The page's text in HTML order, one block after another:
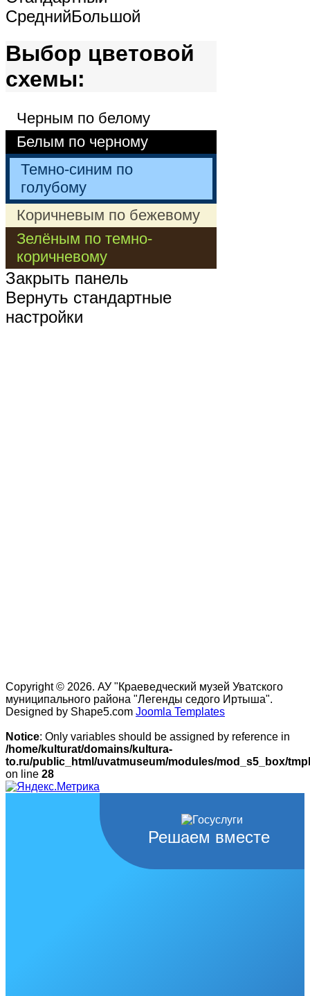
СреднийБольшой
Выбор цветовой
схемы:
Черным по белому
Белым по черному
Темно-синим по
голубому
Коричневым по бежевому
Зелёным по темно-
коричневому
Закрыть панель
Вернуть стандартные
настройки
Copyright © 2026. АУ "Краеведческий музей Уватского
муниципального района "Легенды седого Иртыша".
Designed by Shape5.com Joomla Templates
Notice: Only variables should be assigned by reference in
/home/kulturat/domains/kultura-
to.ru/public_html/uvatmuseum/modules/mod_s5_box/
on line 28
Решаем вместе